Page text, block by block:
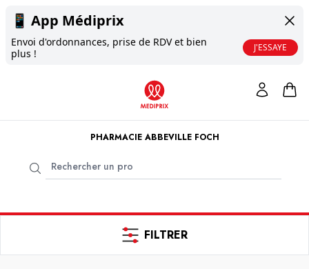
📱 App Médiprix
Envoi d'ordonnances, prise de RDV et bien
plus !
J'ESSAYE
PHARMACIE ABBEVILLE FOCH
FILTRER